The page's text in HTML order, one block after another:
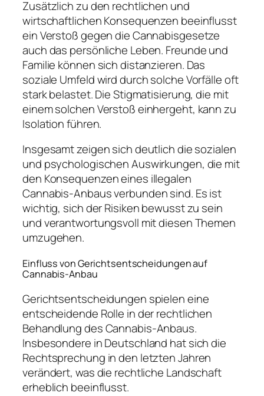
Zusätzlich zu den rechtlichen und
wirtschaftlichen Konsequenzen beeinflusst
ein Verstoß gegen die Cannabisgesetze
auch das persönliche Leben. Freunde und
Familie können sich distanzieren. Das
soziale Umfeld wird durch solche Vorfälle oft
stark belastet. Die Stigmatisierung, die mit
einem solchen Verstoß einhergeht, kann zu
Isolation führen.
Insgesamt zeigen sich deutlich die sozialen
und psychologischen Auswirkungen, die mit
den Konsequenzen eines illegalen
Cannabis-Anbaus verbunden sind. Es ist
wichtig, sich der Risiken bewusst zu sein
und verantwortungsvoll mit diesen Themen
umzugehen.
Einfluss von Gerichtsentscheidungen auf
Cannabis-Anbau
Gerichtsentscheidungen spielen eine
entscheidende Rolle in der rechtlichen
Behandlung des Cannabis-Anbaus.
Insbesondere in Deutschland hat sich die
Rechtsprechung in den letzten Jahren
verändert, was die rechtliche Landschaft
erheblich beeinflusst.